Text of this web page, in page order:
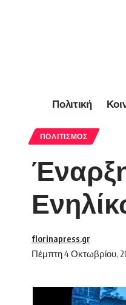
Πολιτική
ΠΟΛΙΤΙΣΜΌΣ
Πέμπτη 4 Οκτωβρίου,
florinapress.gr